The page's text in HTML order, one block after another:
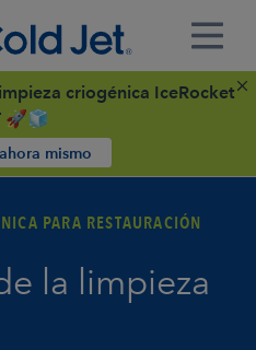
criogénica IceRocket
🚀🧊
mismo
PARA RESTAURACIÓN
la limpieza